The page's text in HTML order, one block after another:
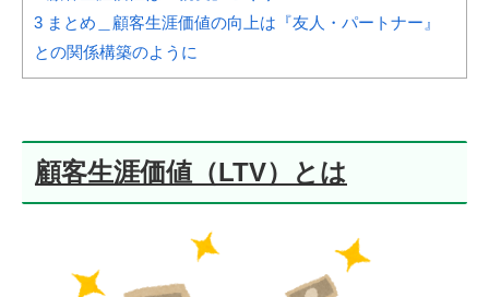
3 まとめ＿顧客生涯価値の向上は『友人・パートナー』
との関係構築のように
顧客生涯価値（LTV）とは